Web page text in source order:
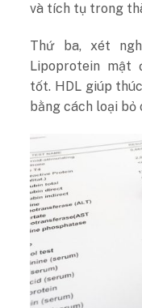
và tích tụ trong
Thứ ba, xét
Lipoprotein mật
tốt. HDL giúp
bằng cách loại